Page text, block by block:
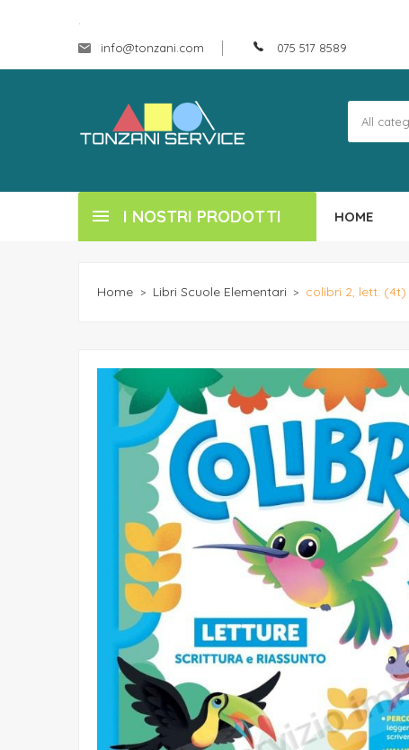
.
info@tonzani.com 075 517 8589
I NOSTRI PRODOTTI HOME
Home Libri Scuole Elementari colibri 2, lett. (4t)